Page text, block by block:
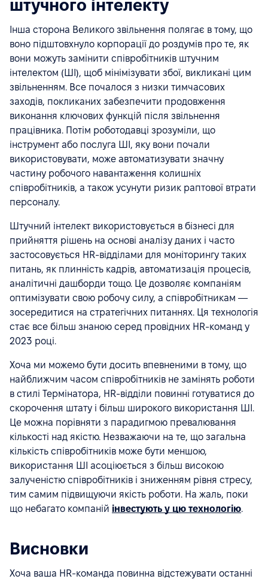
штучного інтелекту
Інша сторона Великого звільнення полягає в тому, що
воно підштовхнуло корпорації до роздумів про те, як
вони можуть замінити співробітників штучним
інтелектом (ШІ), щоб мінімізувати збої, викликані цим
звільненням. Все почалося з низки тимчасових
заходів, покликаних забезпечити продовження
виконання ключових функцій після звільнення
працівника. Потім роботодавці зрозуміли, що
інструмент або послуга ШІ, яку вони почали
використовувати, може автоматизувати значну
частину робочого навантаження колишніх
співробітників, а також усунути ризик раптової втрати
персоналу.
Штучний інтелект використовується в бізнесі для
прийняття рішень на основі аналізу даних і часто
застосовується HR-відділами для моніторингу таких
питань, як плинність кадрів, автоматизація процесів,
аналітичні дашборди тощо. Це дозволяє компаніям
оптимізувати свою робочу силу, а співробітникам —
зосередитися на стратегічних питаннях. Ця технологія
стає все більш знаною серед провідних HR-команд у
2023 році.
Хоча ми можемо бути досить впевненими в тому, що
найближчим часом співробітників не замінять роботи
в стилі Термінатора, HR-відділи повинні готуватися до
скорочення штату і більш широкого використання ШІ.
Це можна порівняти з парадигмою превалювання
кількості над якістю. Незважаючи на те, що загальна
кількість співробітників може бути меншою,
використання ШІ асоціюється з більш високою
залученістю співробітників і зниженням рівня стресу,
тим самим підвищуючи якість роботи. На жаль, поки
що небагато компаній інвестують у цю технологію.
Висновки
Хоча ваша HR-команда повинна відстежувати останні